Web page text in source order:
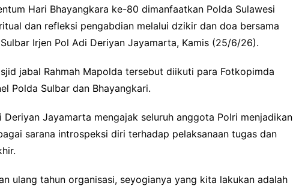
Hari Bhayangkara ke-80 dimanfaatkan Polda Sulawesi
dan refleksi pengabdian melalui dzikir dan doa bersama
Irjen Pol Adi Deriyan Jayamarta, Kamis (25/6/26).
jabal Rahmah Mapolda tersebut diikuti para Fotkopimda
Polda Sulbar dan Bhayangkari.
Deriyan Jayamarta mengajak seluruh anggota Polri menjadikan
sarana introspeksi diri terhadap pelaksanaan tugas dan
ulang tahun organisasi, seyogianya yang kita lakukan adalah